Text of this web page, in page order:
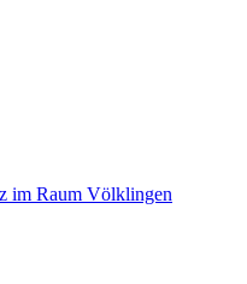
im Raum Völklingen